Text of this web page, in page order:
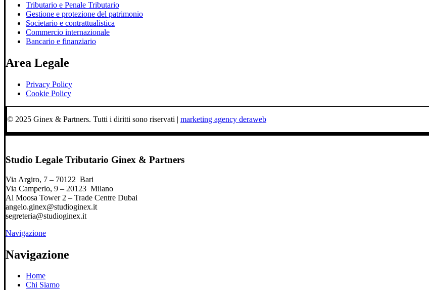
Tributario e Penale Tributario
Gestione e protezione del patrimonio
Societario e contrattualistica
Commercio internazionale
Bancario e finanziario
Area Legale
Privacy Policy
Cookie Policy
© 2025 Ginex & Partners. Tutti i diritti sono riservati | marketing agency deraweb
Studio Legale Tributario Ginex & Partners
Via Argiro, 7 – 70122 Bari
Via Camperio, 9 – 20123 Milano
Al Moosa Tower 2 – Trade Centre Dubai
angelo.ginex@studioginex.it
segreteria@studioginex.it
Navigazione
Navigazione
Home
Chi Siamo